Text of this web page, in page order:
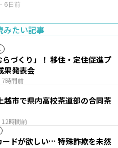
- 6日前
みたい記事
7時間前
づくり」！ 移住・定住促進プ
果発表会
12時間前
越市で県内高校茶道部の合同茶
ードが欲しい… 特殊詐欺を未然